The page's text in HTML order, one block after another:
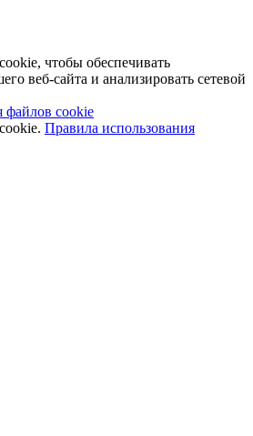
чтобы обеспечивать
веб-сайта и анализировать сетевой
файлов cookie
Правила использования